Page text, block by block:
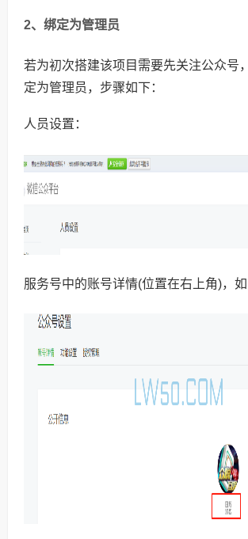
2、绑定为管理员
若为初次搭建该项目需要先关注公众号
定为管理员，步骤如下：
人员设置：
服务号中的账号详情(位置在右上角)，如